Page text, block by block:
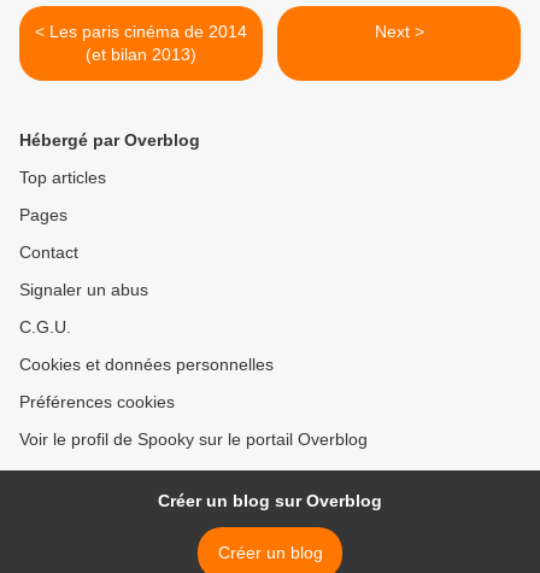
< Les paris cinéma de 2014
(et bilan 2013)
Next >
Hébergé par Overblog
Top articles
Pages
Contact
Signaler un abus
C.G.U.
Cookies et données personnelles
Préférences cookies
Voir le profil de Spooky sur le portail Overblog
Créer un blog sur Overblog
Créer un blog